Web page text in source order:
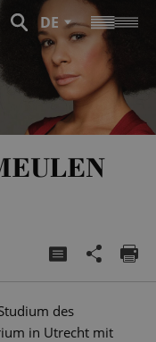
DE
des
in Utrecht mit